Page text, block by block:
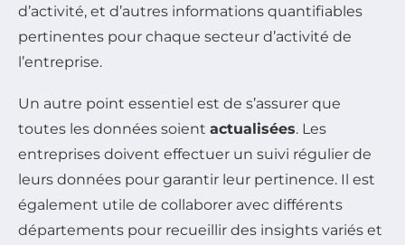
d’activité, et d’autres informations quantifiables
pertinentes pour chaque secteur d’activité de
l’entreprise.
Un autre point essentiel est de s’assurer que
toutes les données soient actualisées. Les
entreprises doivent effectuer un suivi régulier de
leurs données pour garantir leur pertinence. Il est
également utile de collaborer avec différents
départements pour recueillir des insights variés et